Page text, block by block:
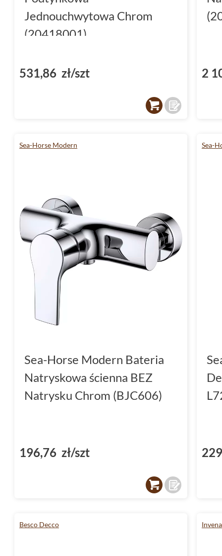
Baterie natryskowe excellent
Jednouchwytowa Chrom
(20418001)
531,86 zł/szt 2
Sea-Horse Modern
Sea-Horse Modern Bateria
Natryskowa ścienna BEZ
Natrysku Chrom (BJC606)
196,76 zł/szt
Sea-
Besco Decco